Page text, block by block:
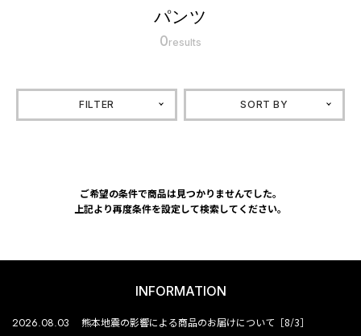
パンツ
0results
FILTER SORT BY
ご希望の条件で商品は見つかりませんでした。
上記より再度条件を設定して検索してください。
INFORMATION
2026.08.03 熊本地震の影響による商品のお届けについて［8/3］